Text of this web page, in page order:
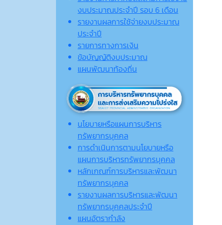
งบประมาณประจำปี รอบ 6 เดือน
รายงานผลการใช้จ่ายงบประมาณ
ประจำปี
รายการทางการเงิน
ข้อบัญญัติงบประมาณ
แผนพัฒนาท้องถิ่น
นโยบายหรือแผนการบริหาร
ทรัพยากรบุคคล
การดำเนินการตามนโยบายหรือ
แผนการบริหารทรัพยากรบุคคล
หลักเกณฑ์การบริหารและพัฒนา
ทรัพยากรบุคคล
รายงานผลการบริหารและพัฒนา
ทรัพยากรบุคคลประจำปี
แผนอัตรากำลัง